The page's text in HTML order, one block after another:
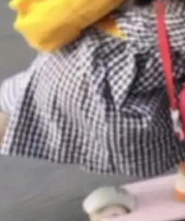
12...